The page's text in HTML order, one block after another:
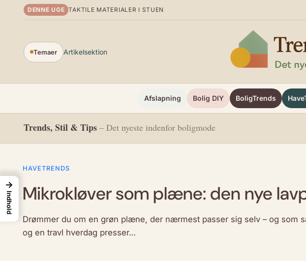
Spring til indhold
DENNE UGE TAKTILE MATERIALER I STUEN
Temaer Artikelsektion
Afslapning Bolig DIY BoligTrends
Trends, Stil & Tips – Det nyeste indenfor boligmode
HAVETRENDS
Mikrokløver som plæne: den nye
Drømmer du om en grøn plæne, der nærmest passer sig selv – og som
og en travl hverdag presser…
→
Indhold